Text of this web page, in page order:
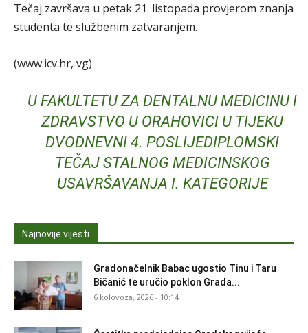
Tečaj završava u petak 21. listopada provjerom znanja
studenta te službenim zatvaranjem.
(www.icv.hr, vg)
U FAKULTETU ZA DENTALNU MEDICINU I
ZDRAVSTVO U ORAHOVICI U TIJEKU
DVODNEVNI 4. POSLIJEDIPLOMSKI
TEČAJ STALNOG MEDICINSKOG
USAVRŠAVANJA I. KATEGORIJE
Najnovije vijesti
Gradonačelnik Babac ugostio Tinu i Taru
Bičanić te uručio poklon Grada...
6 kolovoza, 2026 - 10:14